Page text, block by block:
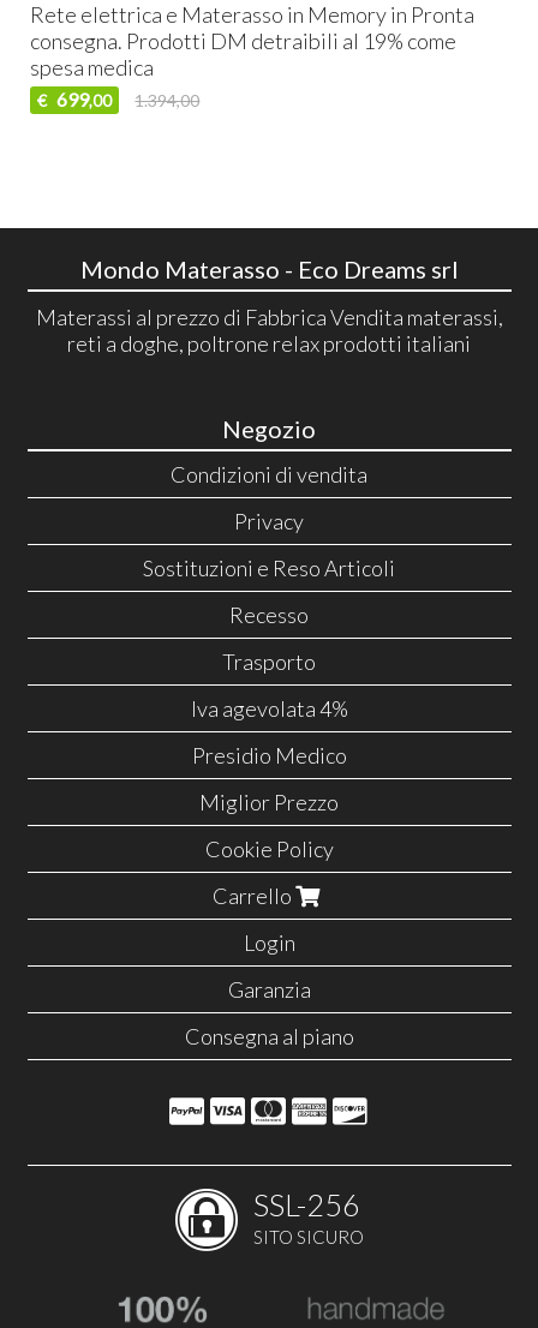
Rete elettrica e Materasso in Memory in Pronta
consegna. Prodotti DM detraibili al 19% come
spesa medica
€ 699,00 1.394,00
Mondo Materasso - Eco Dreams srl
Materassi al prezzo di Fabbrica Vendita materassi,
reti a doghe, poltrone relax prodotti italiani
Negozio
Condizioni di vendita
Privacy
Sostituzioni e Reso Articoli
Recesso
Trasporto
Iva agevolata 4%
Presidio Medico
Miglior Prezzo
Cookie Policy
Carrello
Login
Garanzia
Consegna al piano
SSL-256
SITO SICURO